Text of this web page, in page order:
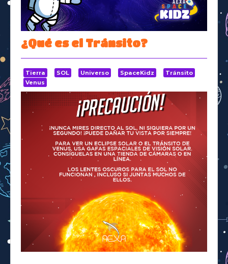
Space Kidz
¿Qué es el Tránsito?
Tierra SOL Universo SpaceKidz
Tránsito
Venus